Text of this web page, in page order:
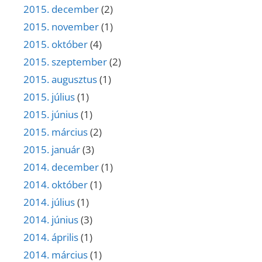
2015. december(2)
2015. november(1)
2015. október(4)
2015. szeptember(2)
2015. augusztus(1)
2015. július(1)
2015. június(1)
2015. március(2)
2015. január(3)
2014. december(1)
2014. október(1)
2014. július(1)
2014. június(3)
2014. április(1)
2014. március(1)